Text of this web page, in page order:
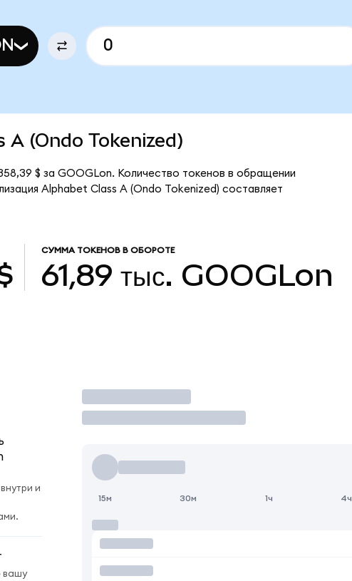
A (Ondo Tokenized)
$ за GOOGLon. Количество токенов в обращении
Alphabet Class A (Ondo Tokenized) составляет
СУММА ТОКЕНОВ В ОБОРОТЕ
61,89 тыс. GOOGLon
и
вашу
Торговать
15м 30м 1ч 4ч